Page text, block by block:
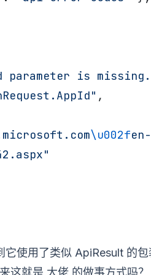
parameter is
,
\u002fen-
使用了类似 ApiResult 的
这就是 的做事方式吗？